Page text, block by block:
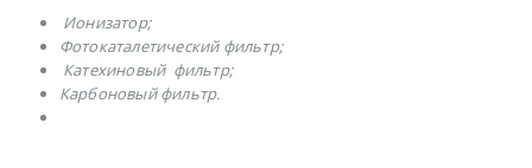
Ионизатор;
Фотокаталетический фильтр;
Катехиновый фильтр;
Карбоновый фильтр.